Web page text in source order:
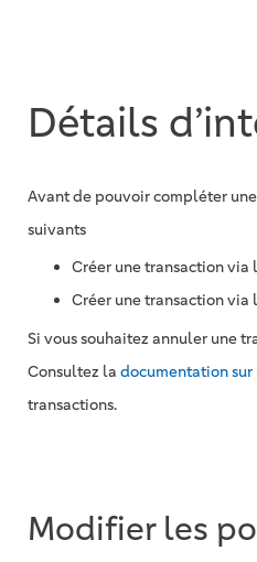
Détails
Avant de pouvoir compléter
suivants
Créer une transaction via
Créer une transaction via
Si vous souhaitez annuler une
Consultez la documentation sur
transactions.
Modifier les